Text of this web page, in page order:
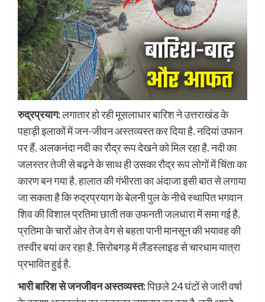
रुद्रप्रयाग:लगातार हो रही मूसलाधार बारिश ने उत्तराखंड के
पहाड़ी इलाकों में जन-जीवन अस्तव्यस्त कर दिया है. नदियां उफान
पर हैं. अलकनंदा नदी का रौद्र रूप देखने को मिल रहा है. नदी का
जलस्तर तेजी से बढ़ने के साथ ही उसका रौद्र रूप लोगों में चिंता का
कारण बन गया है. हालात की गंभीरता का अंदाजा इसी बात से लगाया
जा सकता है कि रुद्रप्रयाग के बेलनी पुल के नीचे स्थापित भगवान
शिव की विशाल प्रतिमा छाती तक उफनती जलधारा में समा गई है.
प्रतिमा के चारों ओर तेज वेग से बहता पानी मानसून की भयावह की
तस्वीर बयां कर रहा है. सिरोबगड़ में लैंडस्लाइड से चारधाम यात्रा
प्रभावित हुई है.
भारी बारिश से जनजीवन अस्तव्यस्त:पिछले 24 घंटों से जारी वर्षा